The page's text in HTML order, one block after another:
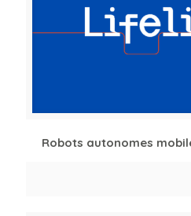
Robots autonomes